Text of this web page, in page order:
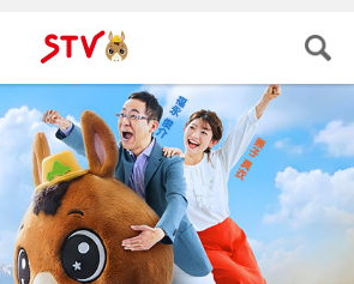
ＳＴＶ札
幌テレビ